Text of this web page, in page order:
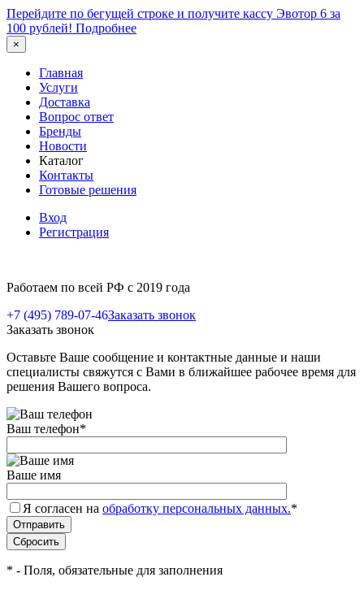
Перейдите по бегущей строке и получите кассу Эвотор 6 за
100 рублей! Подробнее
×
Главная
Услуги
Доставка
Вопрос ответ
Бренды
Новости
Каталог
Контакты
Готовые решения
Вход
Регистрация
Работаем по всей РФ с 2019 года
+7 (495) 789-07-46Заказать звонок
Заказать звонок
Оставьте Ваше сообщение и контактные данные и наши
специалисты свяжутся с Вами в ближайшее рабочее время для
решения Вашего вопроса.
Ваш телефон*
Ваше имя
Я согласен на обработку персональных данных.*
* - Поля, обязательные для заполнения